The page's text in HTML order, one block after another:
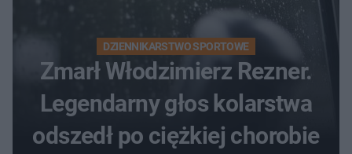
DZIENNIKARSTWO SPORTOWE
Zmarł Włodzimierz Rezner.
Legendarny głos kolarstwa
odszedł po ciężkiej chorobie